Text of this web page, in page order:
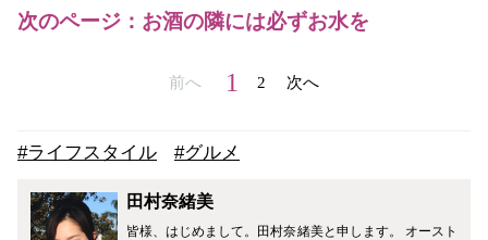
次のページ：お酒の隣には必ずお水を
前へ 1 2 次へ
#ライフスタイル #グルメ
田村奈緒美
皆様、はじめまして。田村奈緒美と申します。 オースト